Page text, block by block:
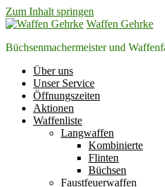
Zum Inhalt springen
Waffen Gehrke
Büchsenmachermeister und
Über uns
Unser Service
Öffnungszeiten
Aktionen
Waffenliste
Langwaffen
Kombinierte
Flinten
Büchsen
Faustfeuerwaffen